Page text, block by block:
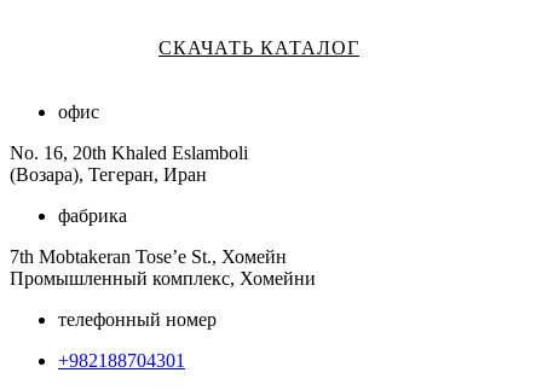
СКАЧАТЬ КАТАЛОГ
офис
No. 16, 20th Khaled Eslamboli
(Возара), Тегеран, Иран
фабрика
7th Mobtakeran Tose’e St., Хомейн
Промышленный комплекс, Хомейни
телефонный номер
+982188704301